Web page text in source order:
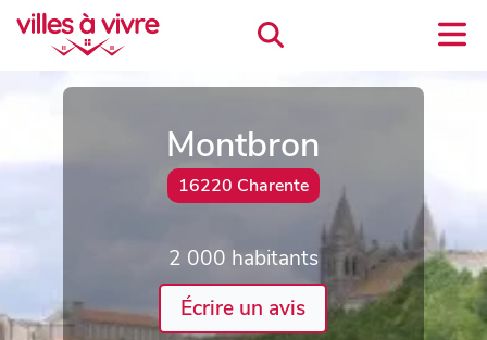
Montbron
16220 Charente
2 000 habitants
Écrire un avis